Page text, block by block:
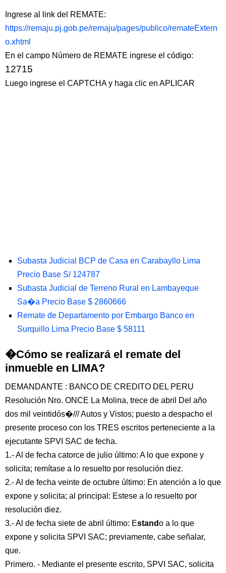
Ingrese al link del REMATE:
https://remaju.pj.gob.pe/remaju/pages/publico/remateExtern
o.xhtml
En el campo Número de REMATE ingrese el código:
12715
Luego ingrese el CAPTCHA y haga clic en APLICAR
Subasta Judicial BCP de Casa en Carabayllo Lima
Precio Base S/ 124787
Subasta Judicial de Terreno Rural en Lambayeque
Sa�a Precio Base $ 2860666
Remate de Departamento por Embargo Banco en
Surquillo Lima Precio Base $ 58111
�Cómo se realizará el remate del
inmueble en LIMA?
DEMANDANTE : BANCO DE CREDITO DEL PERU
Resolución Nro. ONCE La Molina, trece de abril Del año
dos mil veintidós�/// Autos y Vistos; puesto a despacho el
presente proceso con los TRES escritos perteneciente a la
ejecutante SPVI SAC de fecha.
1.- Al de fecha catorce de julio último: A lo que expone y
solicita; remítase a lo resuelto por resolución diez.
2.- Al de fecha veinte de octubre último: En atención a lo que
expone y solicita; al principal: Estese a lo resuelto por
resolución diez.
3.- Al de fecha siete de abril último: Estando a lo que
expone y solicita SPVI SAC; previamente, cabe señalar,
que.
Primero. - Mediante el presente escrito, SPVI SAC, solicita